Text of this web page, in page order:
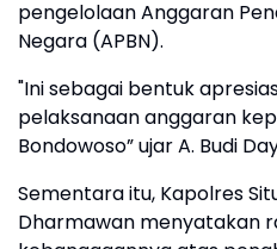
pengelolaan Anggaran
Negara (APBN).
"Ini sebagai bentuk
pelaksanaan anggaran
Bondowoso” ujar A. Budi
Sementara itu, Kapolres
Dharmawan menyatakan